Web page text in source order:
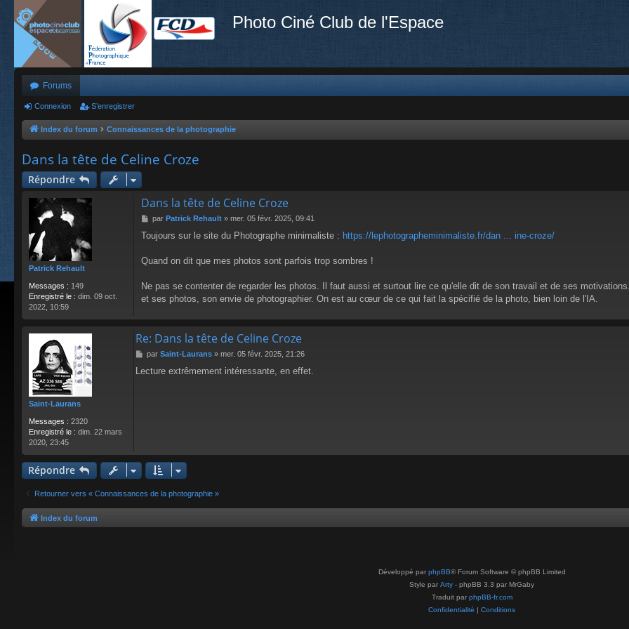
Photo Ciné Club de l'Espace
Forums
Connexion S’enregistrer
Index du forum Connaissances de la photographie
Dans la tête de Celine Croze
Répondre
Patrick Rehault
Messages : 149
Enregistré le : dim. 09 oct.
2022, 10:59
Dans la tête de Celine Croze
M
s
a
par Patrick Rehault» mer. 05 févr. 2025, 09:41
Toujours sur le site du Photographe minimaliste : https://lephotographeminimaliste.fr/dan ... ine-croze/
Quand on dit que mes photos sont parfois trop sombres !
Ne pas se contenter de regarder les photos. Il faut aussi et surtout lire ce qu'elle dit de son travail et de ses
et ses photos, son envie de photographier. On est au cœur de ce qui fait la spécifié de la photo, bien loin de l'IA.
Saint-Laurans
Messages : 2320
Enregistré le : dim. 22 mars
2020, 23:45
Re: Dans la tête de Celine Croze
M
s
par Saint-Laurans» mer. 05 févr. 2025, 21:26
Lecture extrêmement intéressante, en effet.
Répondre
Retourner vers « Connaissances de la photographie »
Index du forum
Développé par phpBB® Forum Software © phpBB Limited
Style par Arty - phpBB 3.3 par MrGaby
Traduit par phpBB-fr.com
Confidentialité | Conditions